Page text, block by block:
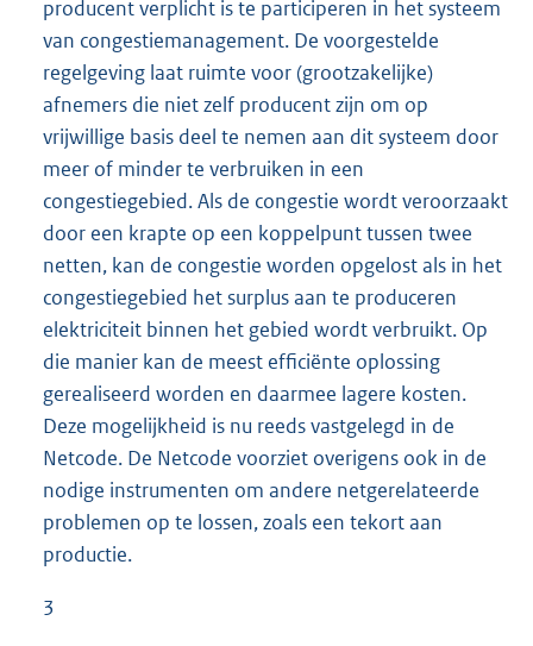
producent verplicht is te participeren in het systeem
van congestiemanagement. De voorgestelde
regelgeving laat ruimte voor (grootzakelijke)
afnemers die niet zelf producent zijn om op
vrijwillige basis deel te nemen aan dit systeem door
meer of minder te verbruiken in een
congestiegebied. Als de congestie wordt veroorzaakt
door een krapte op een koppelpunt tussen twee
netten, kan de congestie worden opgelost als in het
congestiegebied het surplus aan te produceren
elektriciteit binnen het gebied wordt verbruikt. Op
die manier kan de meest efficiënte oplossing
gerealiseerd worden en daarmee lagere kosten.
Deze mogelijkheid is nu reeds vastgelegd in de
Netcode. De Netcode voorziet overigens ook in de
nodige instrumenten om andere netgerelateerde
problemen op te lossen, zoals een tekort aan
productie.
3